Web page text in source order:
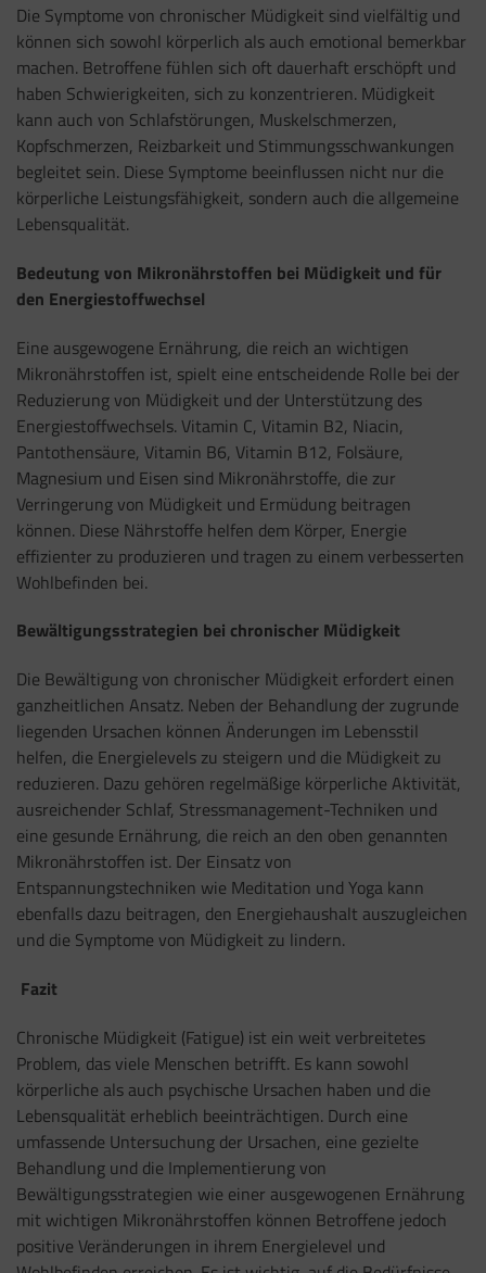
Die Symptome von chronischer Müdigkeit sind vielfältig und
können sich sowohl körperlich als auch emotional bemerkbar
machen. Betroffene fühlen sich oft dauerhaft erschöpft und
haben Schwierigkeiten, sich zu konzentrieren. Müdigkeit
kann auch von Schlafstörungen, Muskelschmerzen,
Kopfschmerzen, Reizbarkeit und Stimmungsschwankungen
begleitet sein. Diese Symptome beeinflussen nicht nur die
körperliche Leistungsfähigkeit, sondern auch die allgemeine
Lebensqualität.
Bedeutung von Mikronährstoffen bei Müdigkeit und für
den Energiestoffwechsel
Eine ausgewogene Ernährung, die reich an wichtigen
Mikronährstoffen ist, spielt eine entscheidende Rolle bei der
Reduzierung von Müdigkeit und der Unterstützung des
Energiestoffwechsels. Vitamin C, Vitamin B2, Niacin,
Pantothensäure, Vitamin B6, Vitamin B12, Folsäure,
Magnesium und Eisen sind Mikronährstoffe, die zur
Verringerung von Müdigkeit und Ermüdung beitragen
können. Diese Nährstoffe helfen dem Körper, Energie
effizienter zu produzieren und tragen zu einem verbesserten
Wohlbefinden bei.
Bewältigungsstrategien bei chronischer Müdigkeit
Die Bewältigung von chronischer Müdigkeit erfordert einen
ganzheitlichen Ansatz. Neben der Behandlung der zugrunde
liegenden Ursachen können Änderungen im Lebensstil
helfen, die Energielevels zu steigern und die Müdigkeit zu
reduzieren. Dazu gehören regelmäßige körperliche Aktivität,
ausreichender Schlaf, Stressmanagement-Techniken und
eine gesunde Ernährung, die reich an den oben genannten
Mikronährstoffen ist. Der Einsatz von
Entspannungstechniken wie Meditation und Yoga kann
ebenfalls dazu beitragen, den Energiehaushalt auszugleichen
und die Symptome von Müdigkeit zu lindern.
Fazit
Chronische Müdigkeit (Fatigue) ist ein weit verbreitetes
Problem, das viele Menschen betrifft. Es kann sowohl
körperliche als auch psychische Ursachen haben und die
Lebensqualität erheblich beeinträchtigen. Durch eine
umfassende Untersuchung der Ursachen, eine gezielte
Behandlung und die Implementierung von
Bewältigungsstrategien wie einer ausgewogenen Ernährung
mit wichtigen Mikronährstoffen können Betroffene jedoch
positive Veränderungen in ihrem Energielevel und